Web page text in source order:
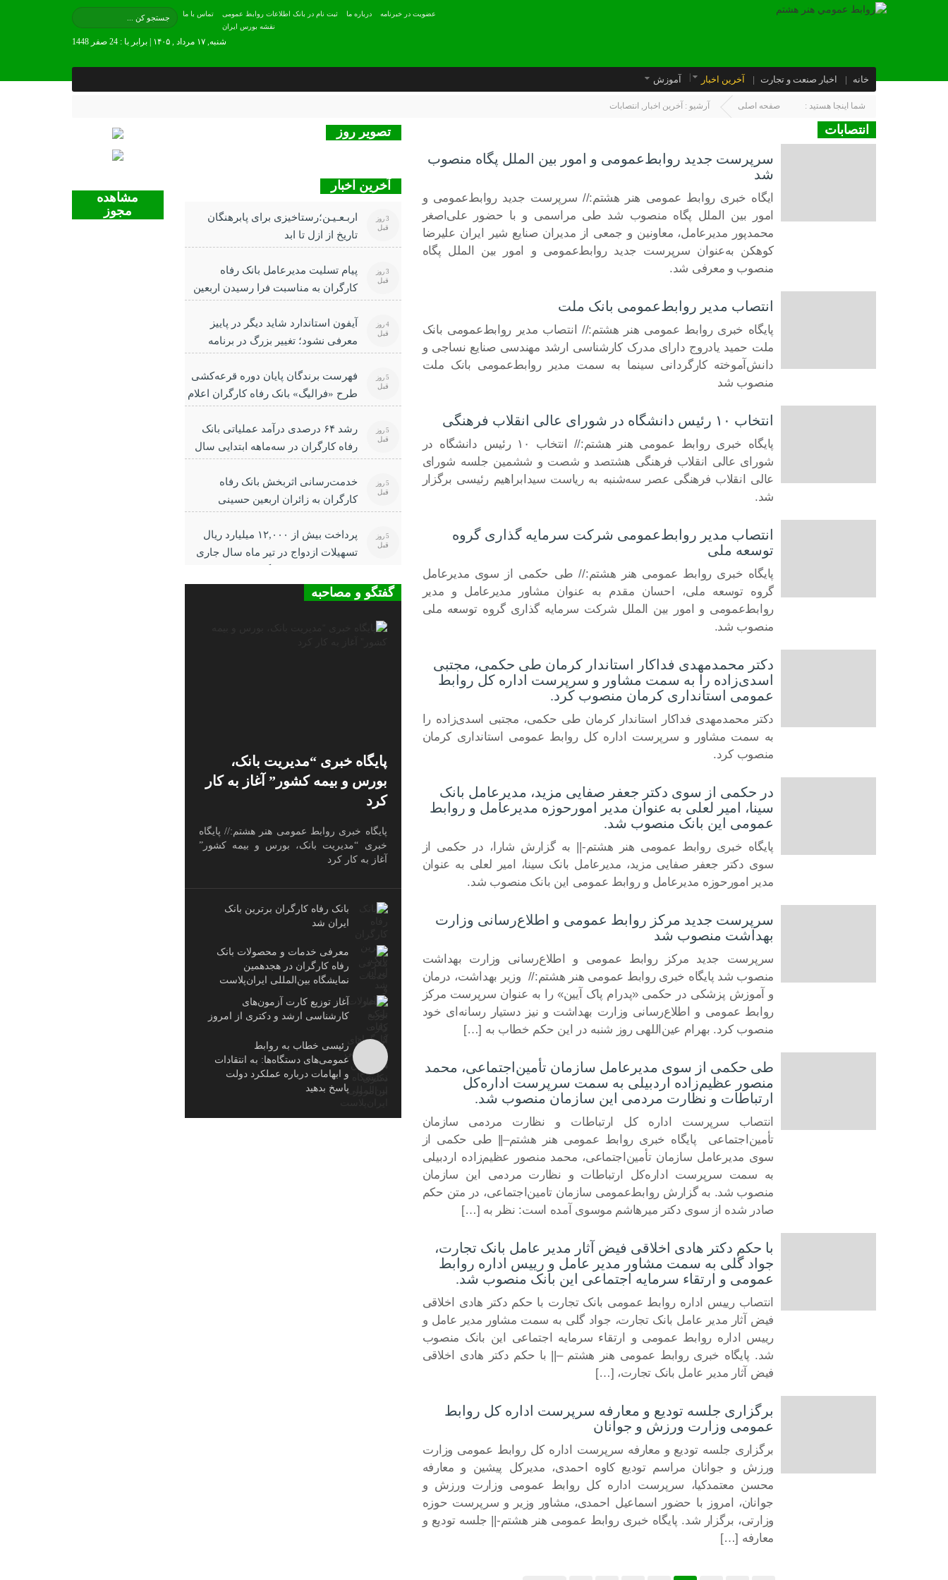
تماس با ما
ثبت نام در بانک اطلاعات روابط عمومی
نقشه بورس ایران
درباره ما عضويت در خبرنامه
شنبه, ۱۷ مرداد , ۱۴۰۵ | برابر با : 24 صفر 1448
خانه اخبار صنعت و تجارت آخرین اخبار آموزش
شما اینجا هستید : صفحه اصلی آرشیو : آخرین اخبار , انتصابات
انتصابات
سرپرست جدید روابط‌عمومی‌ و امور بین الملل پگاه منصوب
شد
ایگاه خبری روابط عمومی هنر هشتم:// سرپرست جدید روابط‌عمومی‌ و
امور بین الملل پگاه منصوب شد طی مراسمی و با حضور علی‌اصغر
محمدپور مدیرعامل، معاونین و جمعی از مدیران صنایع شیر ایران علیرضا
کوهکن به‌عنوان سرپرست جدید روابط‌عمومی‌ و امور بین الملل پگاه
منصوب و معرفی شد.
انتصاب مدیر روابط‌عمومی بانک ملت
پایگاه خبری روابط عمومی هنر هشتم:// انتصاب مدیر روابط‌عمومی بانک
ملت حمید یادروج دارای مدرک کارشناسی ارشد مهندسی صنایع نساجی و
دانش‌آموخته کارگردانی سینما به سمت مدیر روابط‌عمومی بانک ملت
منصوب شد
انتخاب ۱۰ رئیس دانشگاه در شورای‌ عالی انقلاب فرهنگی
پایگاه خبری روابط عمومی هنر هشتم:// انتخاب ۱۰ رئیس دانشگاه در
شورای‌ عالی انقلاب فرهنگی هشتصد و شصت و ششمین جلسه شورای
عالی انقلاب فرهنگی عصر سه‌شنبه به ریاست سیدابراهیم رئیسی برگزار
شد.
انتصاب مدیر روابط‌عمومی‌ شرکت سرمایه گذاری گروه
توسعه ملی
پایگاه خبری روابط عمومی هنر هشتم:// طی حکمی از سوی مدیرعامل
گروه توسعه ملی، احسان مقدم به عنوان مشاور مدیرعامل و مدیر
روابط‌عمومی‌ و امور بین الملل شرکت سرمایه گذاری گروه توسعه ملی
منصوب شد.
دکتر محمدمهدی فداکار استاندار کرمان طی حکمی، مجتبی
اسدی‌زاده را به سمت مشاور و سرپرست اداره کل روابط
عمومی استانداری کرمان منصوب کرد.
دکتر محمدمهدی فداکار استاندار کرمان طی حکمی، مجتبی اسدی‌زاده را
به سمت مشاور و سرپرست اداره کل روابط عمومی استانداری کرمان
منصوب کرد.
در حکمی از سوی دکتر جعفر صفایی مزید، مدیرعامل بانک
سینا، امیر لعلی به عنوان مدیر امورحوزه مدیرعامل و روابط
عمومی این بانک منصوب شد.
پایگاه خبری روابط عمومی هنر هشتم-|| به گزارش شارا، در حکمی از
سوی دکتر جعفر صفایی مزید، مدیرعامل بانک سینا، امیر لعلی به عنوان
مدیر امورحوزه مدیرعامل و روابط عمومی این بانک منصوب شد.
سرپرست جدید مرکز روابط عمومی و اطلاع‌رسانی وزارت
بهداشت منصوب شد
سرپرست جدید مرکز روابط عمومی و اطلاع‌رسانی وزارت بهداشت
منصوب شد پایگاه خبری روابط عمومی هنر هشتم:// وزیر بهداشت، درمان
و آموزش پزشکی در حکمی «پدرام پاک آیین» را به عنوان سرپرست مرکز
روابط عمومی و اطلاع‌رسانی وزارت بهداشت و نیز دستیار رسانه‌ای خود
منصوب کرد. بهرام عین‌اللهی روز شنبه در این حکم خطاب به […]
طی حکمی از سوی مدیرعامل سازمان تأمین‌اجتماعی، محمد
منصور عظیم‌زاده اردبیلی به سمت سرپرست اداره‌کل
ارتباطات و نظارت مردمی این سازمان منصوب شد.
انتصاب سرپرست اداره کل ارتباطات و نظارت مردمی سازمان
تأمین‌اجتماعی پایگاه خبری روابط عمومی هنر هشتم–|| طی حکمی از
سوی مدیرعامل سازمان تأمین‌اجتماعی، محمد منصور عظیم‌زاده اردبیلی
به سمت سرپرست اداره‌کل ارتباطات و نظارت مردمی این سازمان
منصوب شد. به گزارش روابط‌عمومی سازمان تامین‌اجتماعی، در متن حکم
صادر شده از سوی دکتر میرهاشم موسوی آمده است: نظر به […]
با حکم دکتر هادی اخلاقی فیض آثار مدیر عامل بانک تجارت،
جواد گلی به سمت مشاور مدیر عامل و رییس اداره روابط
عمومی و ارتقاء سرمایه اجتماعی این بانک منصوب شد.
انتصاب رییس اداره روابط عمومی بانک تجارت با حکم دکتر هادی اخلاقی
فیض آثار مدیر عامل بانک تجارت، جواد گلی به سمت مشاور مدیر عامل و
رییس اداره روابط عمومی و ارتقاء سرمایه اجتماعی این بانک منصوب
شد. پایگاه خبری روابط عمومی هنر هشتم –|| با حکم دکتر هادی اخلاقی
فیض آثار مدیر عامل بانک تجارت، […]
برگزاری جلسه تودیع و معارفه سرپرست اداره کل روابط
عمومی وزارت ورزش و جوانان
برگزاری جلسه تودیع و معارفه سرپرست اداره کل روابط عمومی وزارت
ورزش و جوانان مراسم تودیع کاوه احمدی، مدیرکل پیشین و معارفه
محسن معتمدکیا، سرپرست اداره کل روابط عمومی وزارت ورزش و
جوانان، امروز با حضور اسماعیل احمدی، مشاور وزیر و سرپرست حوزه
وزارتی، برگزار شد. پایگاه خبری روابط عمومی هنر هشتم-|| جلسه تودیع و
معارفه […]
تصویر روز
آخرین اخبار
اربـعـیـن؛رستاخیزی برای پابرهنگان
تاریخ از ازل تا ابد
3 روز
قبل
پیام تسلیت مدیرعامل بانک رفاه
کارگران به مناسبت فرا رسیدن اربعین
3 روز
قبل
آیفون استاندارد شاید دیگر در پاییز
معرفی نشود؛ تغییر بزرگ در برنامه
4 روز
قبل
فهرست برندگان پایان دوره قرعه‌کشی
طرح «فرالیگ» بانک رفاه کارگران اعلام
5 روز
قبل
رشد ۶۴ درصدی درآمد عملیاتی بانک
رفاه کارگران در سه‌ماهه ابتدایی سال
5 روز
قبل
خدمت‌رسانی اثربخش بانک رفاه
کارگران به زائران اربعین حسینی
5 روز
قبل
پرداخت بیش از ۱۲,۰۰۰ میلیارد ریال
تسهیلات ازدواج در تیر ماه سال جاری
5 روز
قبل
گفتگو و مصاحبه
پایگاه خبری “مدیریت بانک،
بورس و بیمه کشور” آغاز به کار
کرد
پایگاه خبری روابط عمومی هنر هشتم:// پایگاه
خبری “مدیریت بانک، بورس و بیمه کشور”
آغاز به کار کرد
بانک رفاه کارگران برترین بانک
ایران شد
معرفی خدمات و محصولات بانک
رفاه کارگران در هجدهمین
نمایشگاه بین‌المللی ایران‌پلاست
آغاز توزیع کارت آزمون‌های
کارشناسی ارشد و دکتری از امروز
رئیسی خطاب به روابط
عمومی‌های دستگاه‌ها: به انتقادات
و ابهامات درباره عملکرد دولت
پاسخ بدهید
مشاهده
مجوز